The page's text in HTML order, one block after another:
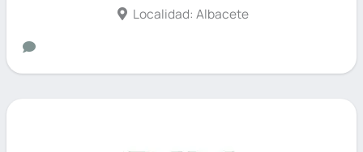
Localidad: Albacete